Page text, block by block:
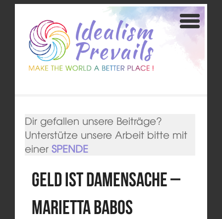
Dir gefallen unsere Beiträge?
Unterstütze unsere Arbeit bitte mit
einer SPENDE
Geld ist Damensache –
Marietta Babos